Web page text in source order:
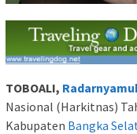
TOBOALI,
Nasional (Harkitnas)
Kabupaten Bangka